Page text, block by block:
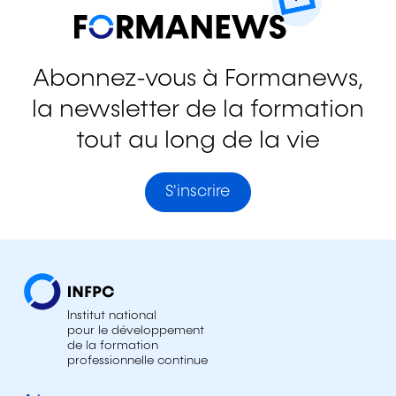
Abonnez-vous à Formanews,
la newsletter de la formation
tout au long de la vie
S'inscrire
Institut national
pour le développement
de la formation
professionnelle continue